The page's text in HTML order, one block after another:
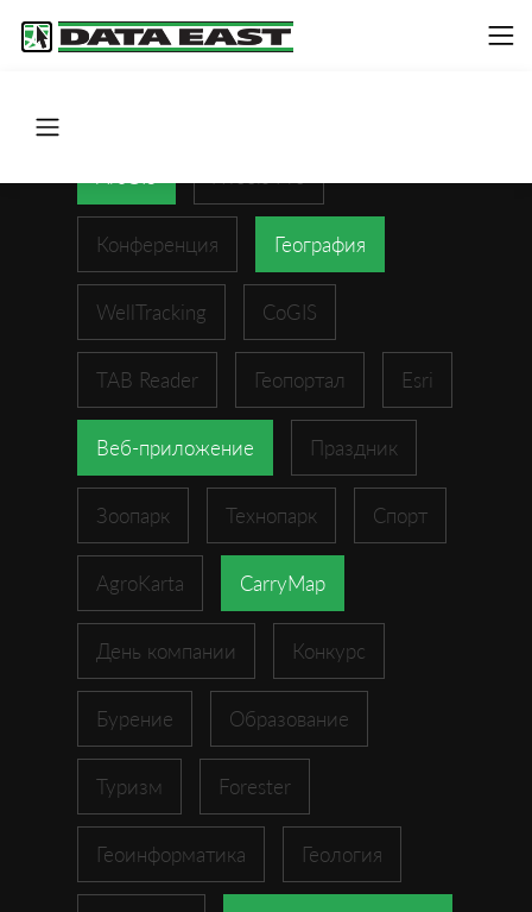
Конференция География
WellTracking CoGIS
TAB Reader Геопортал Esri
Веб-приложение Праздник
Зоопарк Технопарк Спорт
AgroKarta CarryMap
День компании Конкурс
Бурение Образование
Туризм Forester
Геоинформатика Геология